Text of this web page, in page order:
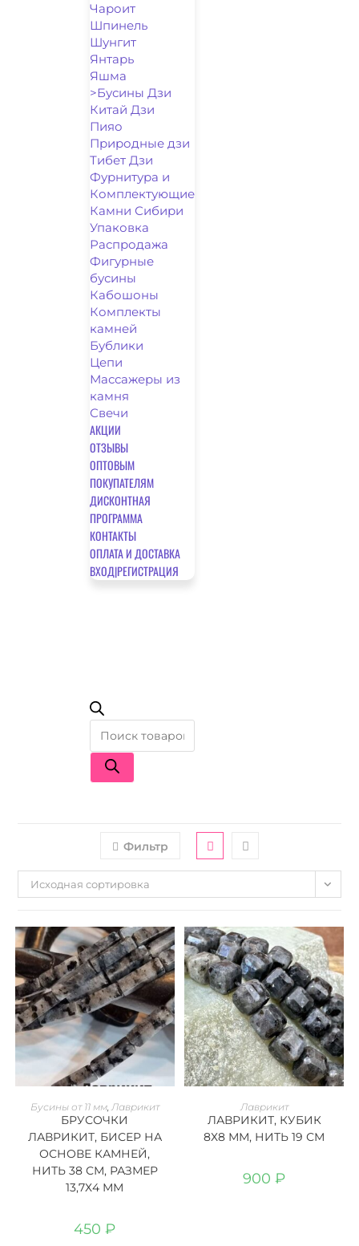
Чароит
Шпинель
Шунгит
Янтарь
Яшма
>Бусины Дзи
Китай Дзи
Пияо
Природные дзи
Тибет Дзи
Фурнитура и
Комплектующие
Камни Сибири
Упаковка
Распродажа
Фигурные
бусины
Кабошоны
Комплекты
камней
Бублики
Цепи
Массажеры из
камня
Свечи
АКЦИИ
ОТЗЫВЫ
ОПТОВЫМ
ПОКУПАТЕЛЯМ
ДИСКОНТНАЯ
ПРОГРАММА
КОНТАКТЫ
ОПЛАТА И ДОСТАВКА
ВХОД|РЕГИСТРАЦИЯ
товаров
Фильтр
Исходная сортировка
В КОРЗИНУ
Бусины от 11 мм, Лаврикит
БРУСОЧКИ
ЛАВРИКИТ, БИСЕР НА
ОСНОВЕ КАМНЕЙ,
НИТЬ 38 СМ, РАЗМЕР
13,7Х4 ММ
450₽
В КОРЗИНУ
Лаврикит
ЛАВРИКИТ, КУБИК
8Х8 ММ, НИТЬ 19 СМ
900₽